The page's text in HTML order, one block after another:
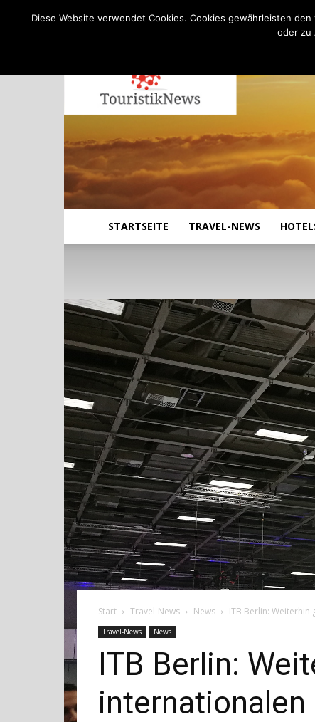
STARTSEITE TRAVEL-NEWS
Start Travel-News News ITB Berlin:
Travel-News News
ITB Berlin:
internationalen
Diese Website verwendet Cookies. Cookies gewährleisten
oder zu